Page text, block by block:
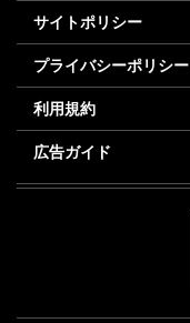
サイトポリシー
プライバシーポリシー
利用規約
広告ガイド